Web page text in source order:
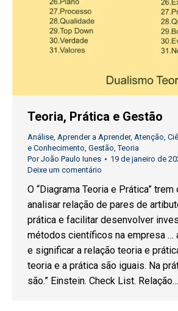
Teoria, Prática e Gestão
Análise, Aprender a Aprender, Atenção,
e Conhecimento, Gestão,Teoria
PorJoão Paulo Iunes
19 de janeiro de
Deixe um comentário
O “Diagrama Teoria e Prática”
analisar relação de pares de
prática e facilitar desenvolver
métodos científicos na empresa …
e significar a relação teoria e
teoria e a prática são iguais. Na
são.” Einstein. Check List. Relação…